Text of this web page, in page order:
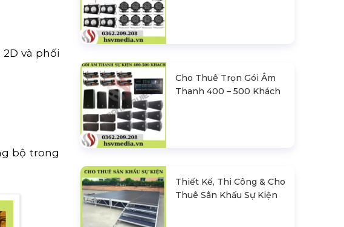
và phối
bộ trong
Cho Thuê Trọn Gói Âm
Thanh 400 – 500 Khách
Thiết Kế, Thi Công & Cho
Thuê Sân Khấu Sự Kiện